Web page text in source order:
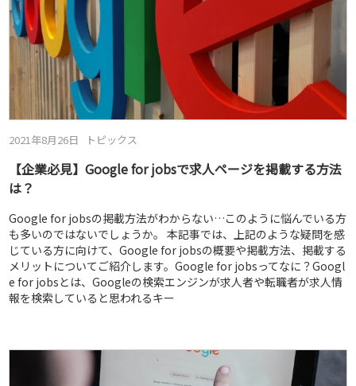
2021年8月26日 トピックス
【企業必見】Google for jobsで求人ページを掲載する方法
は？
Google for jobsの掲載方法がわからない…このように悩んでいる方
も多いのではないでしょうか。 本記事では、上記のような疑問を感
じている方に向けて、Google for jobsの概要や掲載方法、掲載する
メリットについてご紹介します。Google for jobsってなに？Googl
e for jobsとは、Googleの検索エンジンが求人者や転職者が求人情
報を検索していると思われるキー